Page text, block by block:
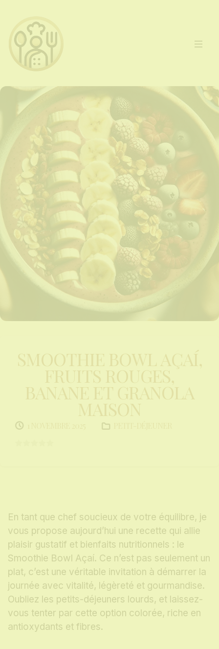
SMOOTHIE BOWL AÇAÍ,
FRUITS ROUGES,
BANANE ET GRANOLA
MAISON
En tant que chef soucieux de votre équilibre, je
vous propose aujourd’hui une recette qui allie
plaisir gustatif et bienfaits nutritionnels : le
Smoothie Bowl Açaí. Ce n’est pas seulement un
plat, c’est une véritable invitation à démarrer la
journée avec vitalité, légèreté et gourmandise.
Oubliez les petits-déjeuners lourds, et laissez-
vous tenter par cette option colorée, riche en
antioxydants et fibres.